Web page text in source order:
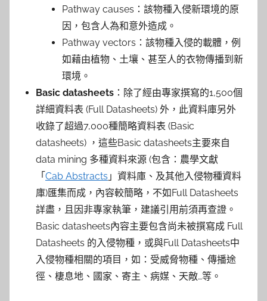
Pathway causes：該物種入侵新環境的原
因，包含人為和意外造成。
Pathway vectors：該物種入侵的載體，例
如藉由植物、土壤、甚至人的衣物傳播到新
環境。
Basic datasheets ：除了經由專家撰寫的1,500個
詳細資料表 (Full Datasheets) 外，此資料庫另外
收錄了超過7,000種簡略資料表 (Basic
datasheets) ，這些Basic datasheets主要來自
data mining 多種資料來源 (包含：農學文獻
「Cab Abstracts 」資料庫、及其他入侵物種資料
庫)匯集而成，內容較簡略，不如Full Datasheets
詳盡，且因非專家執筆，建議引用前須再查證。
Basic datasheets內容主要包含尚未被撰寫成 Full
Datasheets 的入侵物種，或與Full Datasheets中
入侵物種相關的項目，如：受威脅物種、傳播途
徑、棲息地、國家、寄主、病媒、天敵…等。